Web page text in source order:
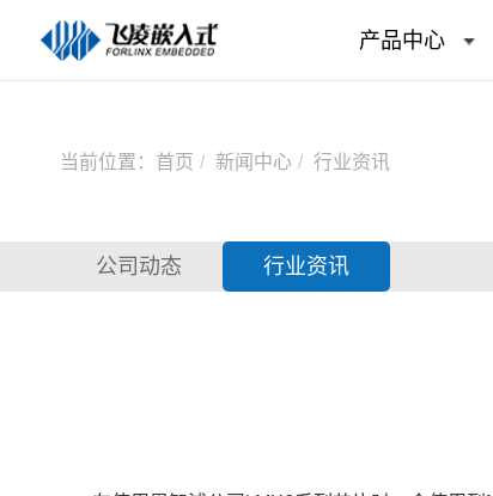
产品中心
当前位置： 首页 新闻中心 行业资讯
公司动态 行业资讯